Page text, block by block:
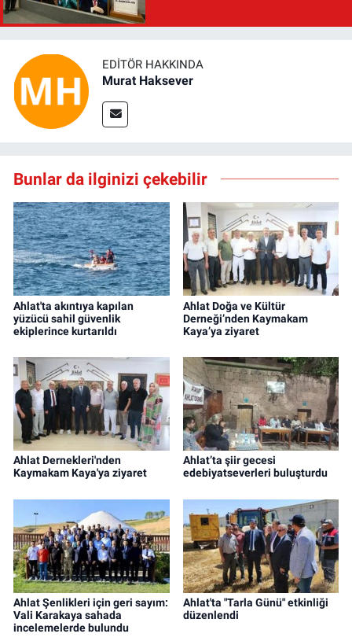
EDITÖR HAKKINDA
Murat Haksever
Bunlar da ilginizi çekebilir
Ahlat'ta akıntıya kapılan
yüzücü sahil güvenlik
ekiplerince kurtarıldı
Ahlat Doğa ve Kültür
Derneği’nden Kaymakam
Kaya’ya ziyaret
Ahlat Dernekleri'nden
Kaymakam Kaya'ya ziyaret
Ahlat’ta şiir gecesi
edebiyatseverleri buluşturdu
Ahlat Şenlikleri için geri sayım:
Vali Karakaya sahada
incelemelerde bulundu
Ahlat'ta "Tarla Günü" etkinliği
düzenlendi